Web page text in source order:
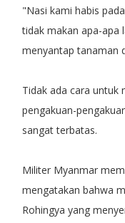
"Nasi kami habis
tidak makan apa-apa
menyantap tanaman
Tidak ada cara untuk
pengakuan-
sangat terbatas.
Militer Myanmar
mengatakan bahwa
Rohingya yang